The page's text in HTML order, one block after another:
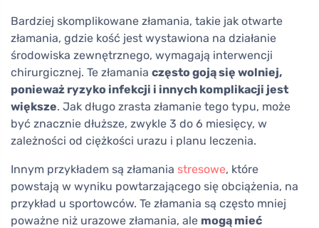
Bardziej skomplikowane złamania, takie jak otwarte
złamania, gdzie kość jest wystawiona na działanie
środowiska zewnętrznego, wymagają interwencji
chirurgicznej. Te złamania często goją się wolniej,
ponieważ ryzyko infekcji i innych komplikacji jest
większe. Jak długo zrasta złamanie tego typu, może
być znacznie dłuższe, zwykle 3 do 6 miesięcy, w
zależności od ciężkości urazu i planu leczenia.
Innym przykładem są złamania stresowe, które
powstają w wyniku powtarzającego się obciążenia, na
przykład u sportowców. Te złamania są często mniej
poważne niż urazowe złamania, ale mogą mieć